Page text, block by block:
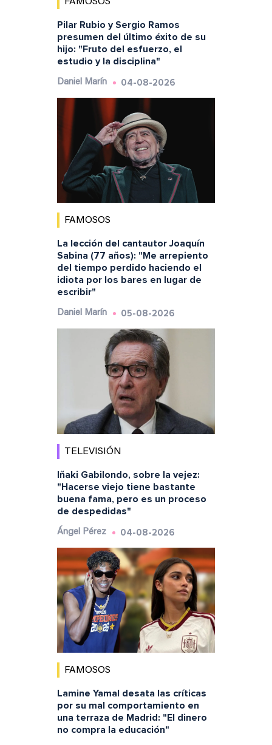
Pilar Rubio y Sergio Ramos
presumen del último éxito de su
hijo: "Fruto del esfuerzo, el
estudio y la disciplina"
Daniel Marín 04-08-2026
FAMOSOS
La lección del cantautor Joaquín
Sabina (77 años): "Me arrepiento
del tiempo perdido haciendo el
idiota por los bares en lugar de
escribir"
Daniel Marín 05-08-2026
TELEVISIÓN
Iñaki Gabilondo, sobre la vejez:
"Hacerse viejo tiene bastante
buena fama, pero es un proceso
de despedidas"
Ángel Pérez 04-08-2026
FAMOSOS
Lamine Yamal desata las críticas
por su mal comportamiento en
una terraza de Madrid: "El dinero
no compra la educación"